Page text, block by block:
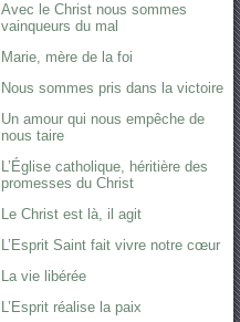
Avec le Christ nous sommes
vainqueurs du mal
Marie, mère de la foi
Nous sommes pris dans la victoire
Un amour qui nous empêche de
nous taire
L’Église catholique, héritière des
promesses du Christ
Le Christ est là, il agit
L’Esprit Saint fait vivre notre cœur
La vie libérée
L’Esprit réalise la paix